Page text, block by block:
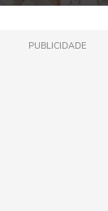
PUBLICIDADE